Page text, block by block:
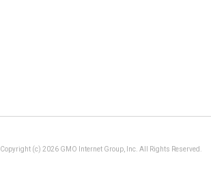
Copyright (c) 2026 GMO Internet Group, Inc. All Rights Reserved.